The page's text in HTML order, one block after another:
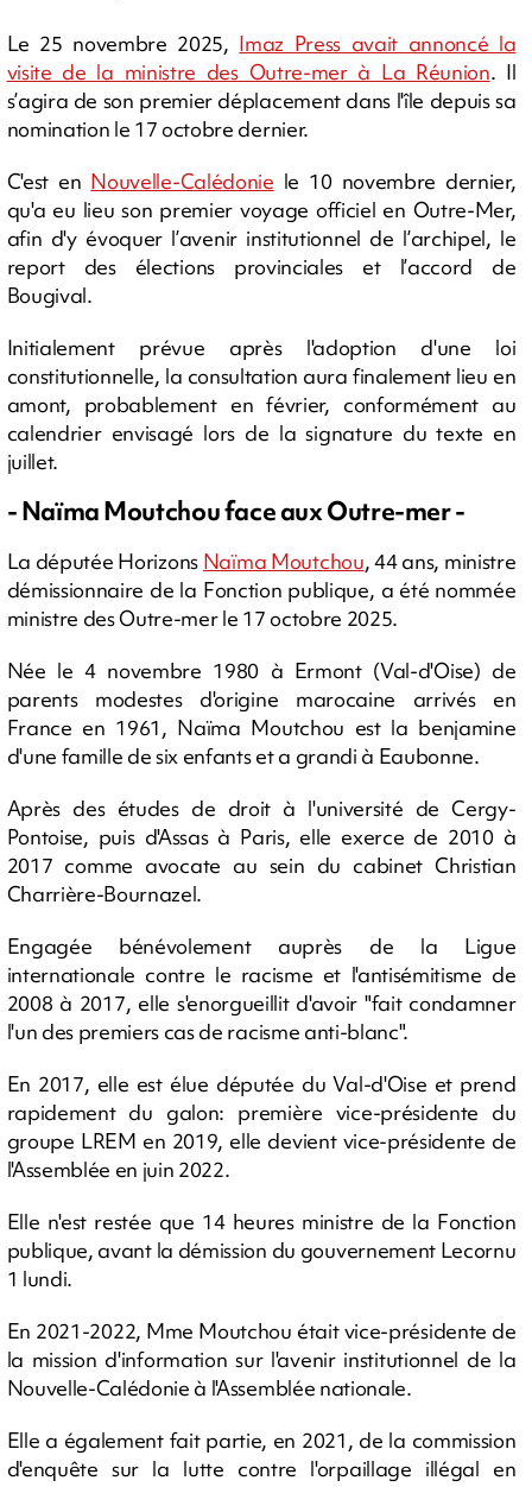
Le 25 novembre 2025, Imaz Press avait annoncé la
visite de la ministre des Outre-mer à La Réunion. Il
s’agira de son premier déplacement dans l'île depuis sa
nomination le 17 octobre dernier.
C'est en Nouvelle-Calédonie le 10 novembre dernier,
qu'a eu lieu son premier voyage officiel en Outre-Mer,
afin d'y évoquer l’avenir institutionnel de l’archipel, le
report des élections provinciales et l’accord de
Bougival.
Initialement prévue après l'adoption d'une loi
constitutionnelle, la consultation aura finalement lieu en
amont, probablement en février, conformément au
calendrier envisagé lors de la signature du texte en
juillet.
- Naïma Moutchou face aux Outre-mer -
La députée Horizons Naïma Moutchou, 44 ans, ministre
démissionnaire de la Fonction publique, a été nommée
ministre des Outre-mer le 17 octobre 2025.
Née le 4 novembre 1980 à Ermont (Val-d'Oise) de
parents modestes d'origine marocaine arrivés en
France en 1961, Naïma Moutchou est la benjamine
d'une famille de six enfants et a grandi à Eaubonne.
Après des études de droit à l'université de Cergy-
Pontoise, puis d'Assas à Paris, elle exerce de 2010 à
2017 comme avocate au sein du cabinet Christian
Charrière-Bournazel.
Engagée bénévolement auprès de la Ligue
internationale contre le racisme et l'antisémitisme de
2008 à 2017, elle s'enorgueillit d'avoir "fait condamner
l'un des premiers cas de racisme anti-blanc".
En 2017, elle est élue députée du Val-d'Oise et prend
rapidement du galon: première vice-présidente du
groupe LREM en 2019, elle devient vice-présidente de
l'Assemblée en juin 2022.
Elle n'est restée que 14 heures ministre de la Fonction
publique, avant la démission du gouvernement Lecornu
1 lundi.
En 2021-2022, Mme Moutchou était vice-présidente de
la mission d'information sur l'avenir institutionnel de la
Nouvelle-Calédonie à l'Assemblée nationale.
Elle a également fait partie, en 2021, de la commission
d'enquête sur la lutte contre l'orpaillage illégal en